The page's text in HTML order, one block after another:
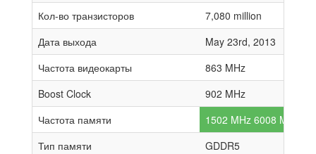
Кол-во транзисторов
7,080 million
Дата выхода
May 23rd, 2013
Частота видеокарты
863 MHz
Boost Clock
902 MHz
Частота памяти
1502 MHz 6008 MHz
Тип памяти
GDDR5